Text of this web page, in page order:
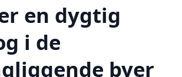
en dygtig
i de
byer